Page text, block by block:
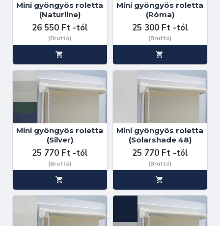
Mini gyöngyös roletta
(Naturline)
26 550 Ft -tól
(Bruttó)
Mini gyöngyös roletta
(Róma)
25 300 Ft -tól
(Bruttó)
Mini gyöngyös roletta
(Silver)
25 770 Ft -tól
(Bruttó)
Mini gyöngyös roletta
(Solarshade 48)
25 770 Ft -tól
(Bruttó)